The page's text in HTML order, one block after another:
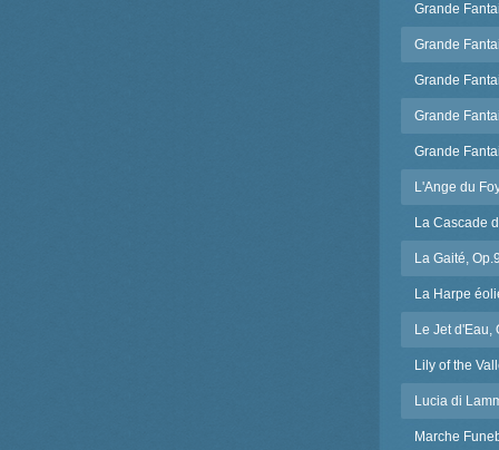
Grande
Grande
Grande
Grande
Grande
L'Ange du
La Cascade
La Gaité,
La Harpe
Le Jet d'Eau,
Lily of the
Lucia di
Marche